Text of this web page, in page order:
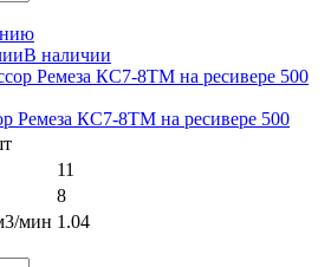
В наличии
Ремеза КС7-8ТМ на ресивере 500
11
8
мин 1.04